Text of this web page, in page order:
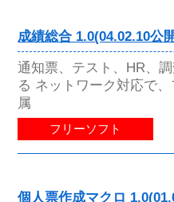
成績総合 1.0(04.02.10公
通知票、テスト、HR、
る ネットワーク対応で
属
フリーソフト
個人票作成マクロ